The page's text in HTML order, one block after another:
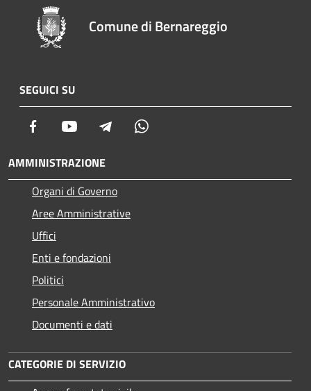
Comune di Bernareggio
SEGUICI SU
Facebook Youtube Telegram
AMMINISTRAZIONE
Organi di Governo
Aree Amministrative
Uffici
Enti e fondazioni
Politici
Personale Amministrativo
Documenti e dati
CATEGORIE DI SERVIZIO